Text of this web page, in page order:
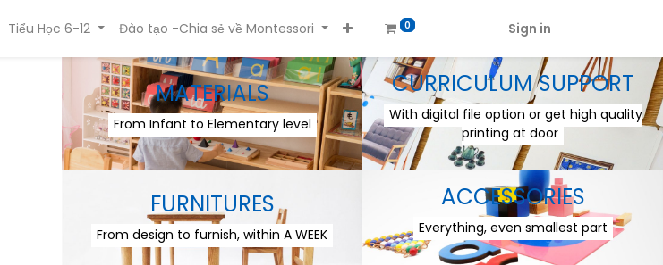
Tiểu Học 6-12 Đào tạo -Chia sẻ về Montessori 0 Sign in
MATERIALS
From Infant to Elementary level
CURRICULUM SUPPORT
With digital file option or get high quality
printing at door
FURNITURES
From design to furnish, within A WEEK
ACCESSORIES
Everything, even smallest part